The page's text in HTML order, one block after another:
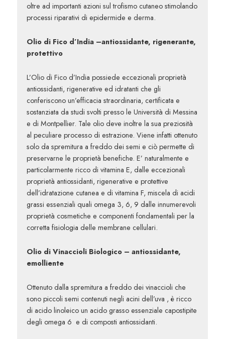
oltre ad importanti azioni sul trofismo cutaneo stimolando
processi riparativi di epidermide e derma.
Olio di Fico d’India –antiossidante, rigenerante,
protettivo
L’Olio di Fico d’India possiede eccezionali proprietà
antiossidanti, rigenerative ed idratanti che gli
conferiscono un’efficacia straordinaria, certificata e
sostanziata da studi svolti presso le Università di Messina
e di Montpellier. Tale olio deve inoltre la sua preziosità
al peculiare processo di estrazione. Viene infatti ottenuto
solo da spremitura a freddo dei semi e ciò permette di
preservarne le proprietà benefiche. E’ naturalmente e
particolarmente ricco di vitamina E, dalle eccezionali
proprietà antiossidanti, rigenerative e protettive
dell’idratazione cutanea e di vitamina F, miscela di acidi
grassi essenziali quali omega 3, 6, 9 dalle innumerevoli
proprietà cosmetiche e componenti fondamentali per la
corretta fisiologia delle membrane cellulari.
Olio di Vinaccioli Biologico – antiossidante,
emolliente
Ottenuto dalla spremitura a freddo dei vinaccioli che
sono piccoli semi contenuti negli acini dell’uva , è ricco
di acido linoleico un acido grasso essenziale capostipite
degli omega 6 e di composti antiossidanti.